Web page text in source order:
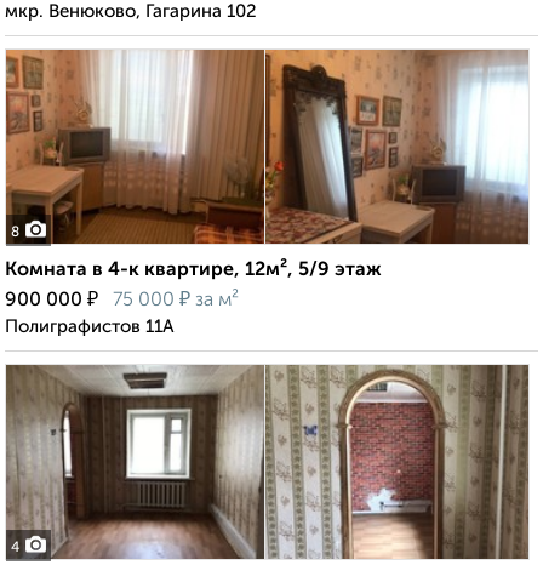
мкр. Венюково, Гагарина 102
8
Комната в 4-к квартире, 12м², 5/9 этаж
900 000 ₽ 75 000 ₽ за м²
Полиграфистов 11А
4